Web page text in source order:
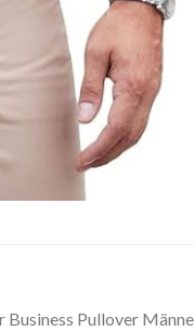
Pullover